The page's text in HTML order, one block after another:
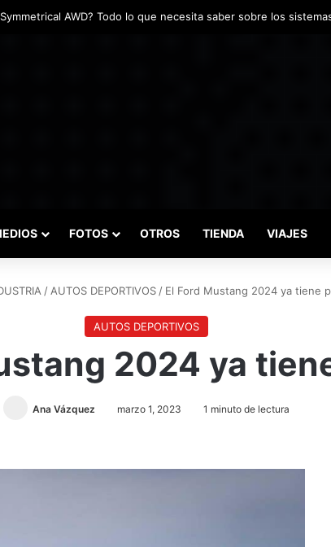
el inicio del Campeonato de Invierno de Kartismo
FOTOS OTROS TIENDA VIAJES
/ AUTOS DEPORTIVOS / El Ford Mustang 2024 ya tiene
AUTOS DEPORTIVOS
2024 ya
Ana Vázquez marzo 1, 2023 1 minuto de lectura